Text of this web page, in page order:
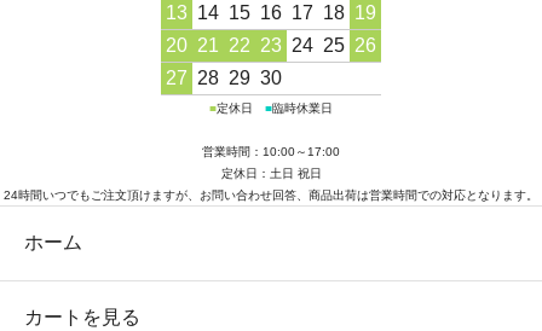
13 14 15 16 17 18 19
20 21 22 23 24 25 26
27 28 29 30
■定休日 ■臨時休業日
営業時間：10:00～17:00
定休日：土日 祝日
24時間いつでもご注文頂けますが、お問い合わせ回答、商品出荷は営業時間での対応となります。
ホーム
カートを見る